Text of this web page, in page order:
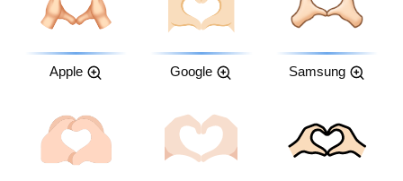
Apple Google Samsung